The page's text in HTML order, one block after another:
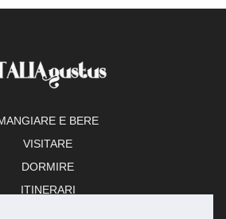
E BERE
VISITARE
DORMIRE
ITINERARI